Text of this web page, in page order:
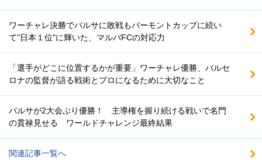
ワーチャレ決勝でバルサに敗戦もバーモントカップに続い
て"日本１位"に輝いた、マルバFCの対応力
「選手がどこに位置するかが重要」ワーチャレ優勝、バルセ
ロナの監督が語る戦術とプロになるために大切なこと
バルサが2大会ぶり優勝！ 主導権を握り続ける戦いで名門
の貫禄見せる ワールドチャレンジ最終結果
関連記事一覧へ